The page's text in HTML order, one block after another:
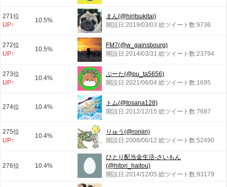
271位
UP↑
10.5%
まん(@hiritsukitai)
開設日:2019/03/03 総ツイート数:9736
272位
UP↑
10.5%
FM7(@w_gainsbourg)
開設日:2014/03/31 総ツイート数:23794
273位
UP↑
10.4%
ぷーた(@pu_ta5656)
開設日:2021/06/04 総ツイート数:1695
274位 10.4%
トム(@tosana128)
開設日:2012/12/15 総ツイート数:7687
275位
UP↑
10.4%
りゅう(@ronjin)
開設日:2008/06/12 総ツイート数:52490
276位 10.4%
ひとり配当金生活-さいもん
(@hitori_haitou)
開設日:2014/12/05 総ツイート数:93179